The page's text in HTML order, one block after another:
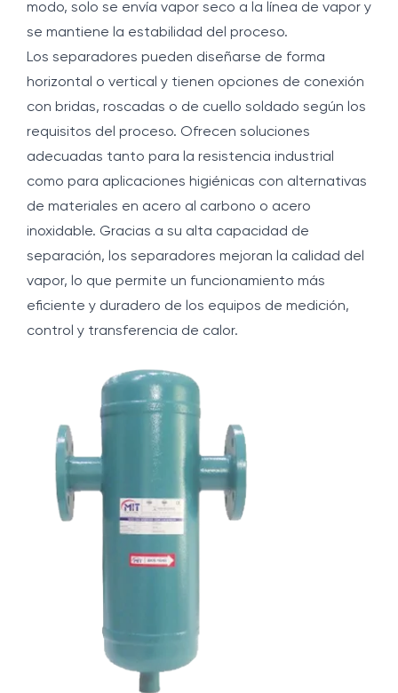
modo, solo se envía vapor seco a la línea de vapor y
se mantiene la estabilidad del proceso.
Los separadores pueden diseñarse de forma
horizontal o vertical y tienen opciones de conexión
con bridas, roscadas o de cuello soldado según los
requisitos del proceso. Ofrecen soluciones
adecuadas tanto para la resistencia industrial
como para aplicaciones higiénicas con alternativas
de materiales en acero al carbono o acero
inoxidable. Gracias a su alta capacidad de
separación, los separadores mejoran la calidad del
vapor, lo que permite un funcionamiento más
eficiente y duradero de los equipos de medición,
control y transferencia de calor.